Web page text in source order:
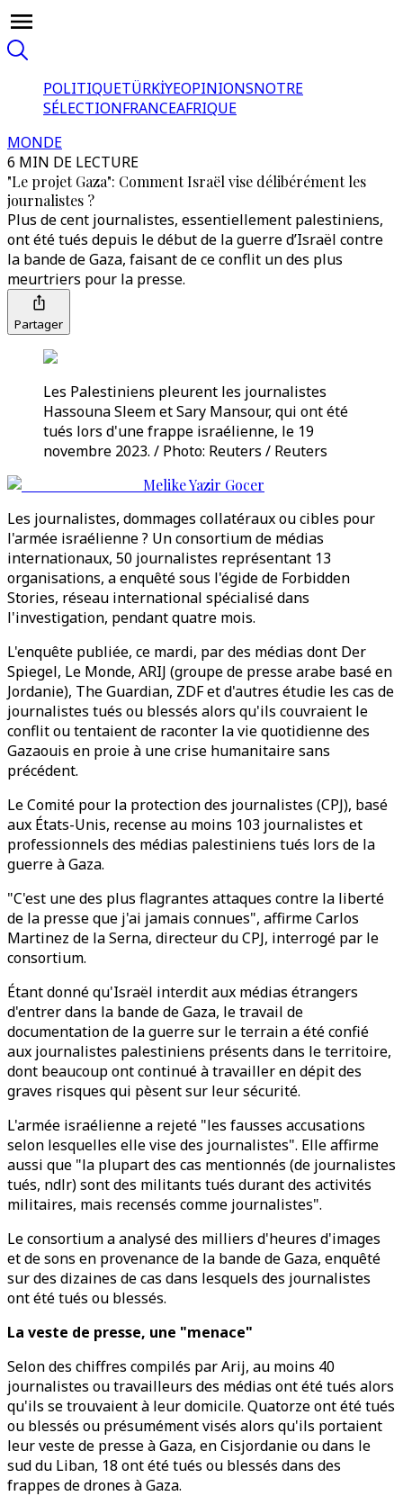
POLITIQUETÜRKİYEOPINIONSNOTRE
SÉLECTIONFRANCEAFRIQUE
MONDE
6 MIN DE LECTURE
"Le projet Gaza": Comment Israël vise délibérément les
journalistes ?
Plus de cent journalistes, essentiellement palestiniens,
ont été tués depuis le début de la guerre d’Israël contre
la bande de Gaza, faisant de ce conflit un des plus
meurtriers pour la presse.
Partager
Les Palestiniens pleurent les journalistes
Hassouna Sleem et Sary Mansour, qui ont été
tués lors d'une frappe israélienne, le 19
novembre 2023. / Photo: Reuters / Reuters
Melike Yazir Gocer
Les journalistes, dommages collatéraux ou cibles pour
l'armée israélienne ? Un consortium de médias
internationaux, 50 journalistes représentant 13
organisations, a enquêté sous l'égide de Forbidden
Stories, réseau international spécialisé dans
l'investigation, pendant quatre mois.
L'enquête publiée, ce mardi, par des médias dont Der
Spiegel, Le Monde, ARIJ (groupe de presse arabe basé en
Jordanie), The Guardian, ZDF et d'autres étudie les cas de
journalistes tués ou blessés alors qu'ils couvraient le
conflit ou tentaient de raconter la vie quotidienne des
Gazaouis en proie à une crise humanitaire sans
précédent.
Le Comité pour la protection des journalistes (CPJ), basé
aux États-Unis, recense au moins 103 journalistes et
professionnels des médias palestiniens tués lors de la
guerre à Gaza.
"C'est une des plus flagrantes attaques contre la liberté
de la presse que j'ai jamais connues", affirme Carlos
Martinez de la Serna, directeur du CPJ, interrogé par le
consortium.
Étant donné qu'Israël interdit aux médias étrangers
d'entrer dans la bande de Gaza, le travail de
documentation de la guerre sur le terrain a été confié
aux journalistes palestiniens présents dans le territoire,
dont beaucoup ont continué à travailler en dépit des
graves risques qui pèsent sur leur sécurité.
L'armée israélienne a rejeté "les fausses accusations
selon lesquelles elle vise des journalistes". Elle affirme
aussi que "la plupart des cas mentionnés (de journalistes
tués, ndlr) sont des militants tués durant des activités
militaires, mais recensés comme journalistes".
Le consortium a analysé des milliers d'heures d'images
et de sons en provenance de la bande de Gaza, enquêté
sur des dizaines de cas dans lesquels des journalistes
ont été tués ou blessés.
La veste de presse, une "menace"
Selon des chiffres compilés par Arij, au moins 40
journalistes ou travailleurs des médias ont été tués alors
qu'ils se trouvaient à leur domicile. Quatorze ont été tués
ou blessés ou présumément visés alors qu'ils portaient
leur veste de presse à Gaza, en Cisjordanie ou dans le
sud du Liban, 18 ont été tués ou blessés dans des
frappes de drones à Gaza.